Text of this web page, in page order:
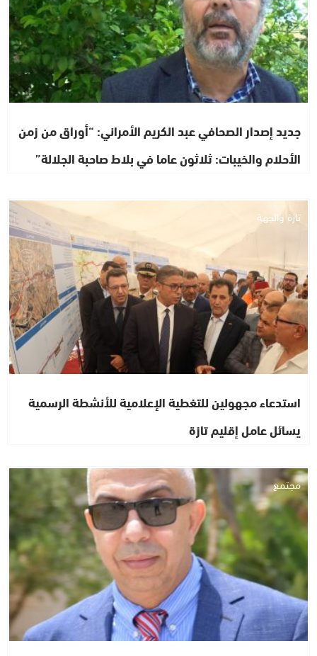
جديد إصدار الصحافي عبد الكريم الأمراني: “أوراق من زمن
الأحلام والخيبات: ثلاثون عاما في بلاط صاحبة الجلالة”
تازة والجهة
استدعاء مجهولين للتغطية الإعلامية للأنشطة الرسمية
يسائل عامل إقليم تازة
مجتمع